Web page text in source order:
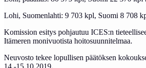
Lohi, Suomenlahti: 9 703 kpl, Suomi 8 708
Komission esitys pohjautuu ICES:n
Itämeren monivuotista hoitosuunnitelmaa.
Neuvosto tekee lopullisen päätöksen
14.-15.10.2019.